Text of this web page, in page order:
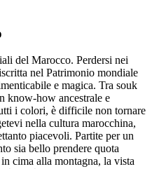
del Marocco. Perdersi nei
nel Patrimonio mondiale
e magica. Tra souk
know-how ancestrale e
i colori, è difficile non tornare
nella cultura marocchina,
piacevoli. Partite per un
sia bello prendere quota
cima alla montagna, la vista